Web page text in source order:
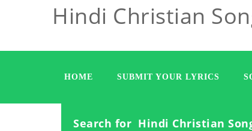
Hindi Christian
HOME SUBMIT YOUR LYRICS
Search for Hindi Christian